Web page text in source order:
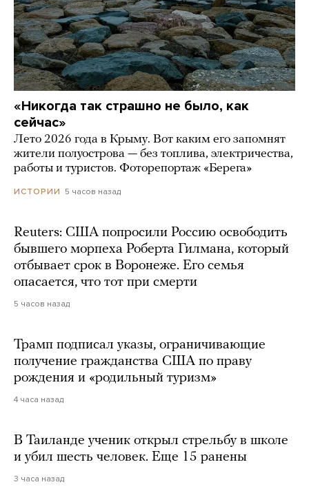
«Никогда так страшно не было, как
сейчас»
Лето 2026 года в Крыму. Вот каким его запомнят
жители полуострова — без топлива, электричества,
работы и туристов. Фоторепортаж «Берега»
ИСТОРИИ 5 часов назад
Reuters: США попросили Россию освободить
бывшего морпеха Роберта Гилмана, который
отбывает срок в Воронеже. Его семья
опасается, что тот при смерти
5 часов назад
Трамп подписал указы, ограничивающие
получение гражданства США по праву
рождения и «родильный туризм»
4 часа назад
В Таиланде ученик открыл стрельбу в школе
и убил шесть человек. Еще 15 ранены
3 часа назад